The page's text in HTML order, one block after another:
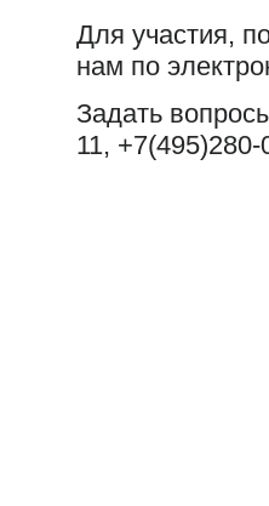
Для участия,
нам по
Задать
11,